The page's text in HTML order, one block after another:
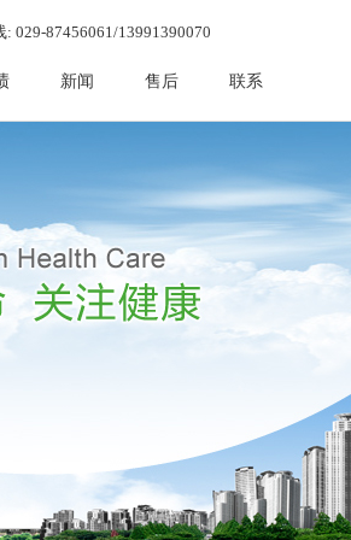
: 029-87456061/13991390070
新闻 售后 联系